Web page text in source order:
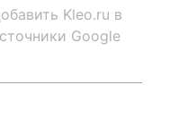
Kleo.ru в
Google